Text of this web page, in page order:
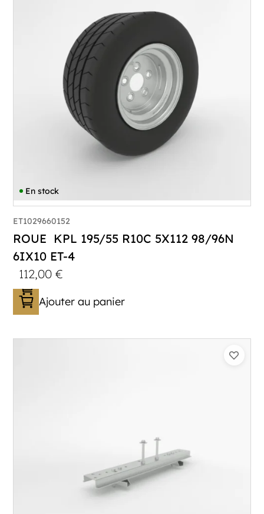
En stock
ET1029660152
ROUE KPL 195/55 R10C 5X112 98/96N
6IX10 ET-4
112,00€
Ajouter au panier